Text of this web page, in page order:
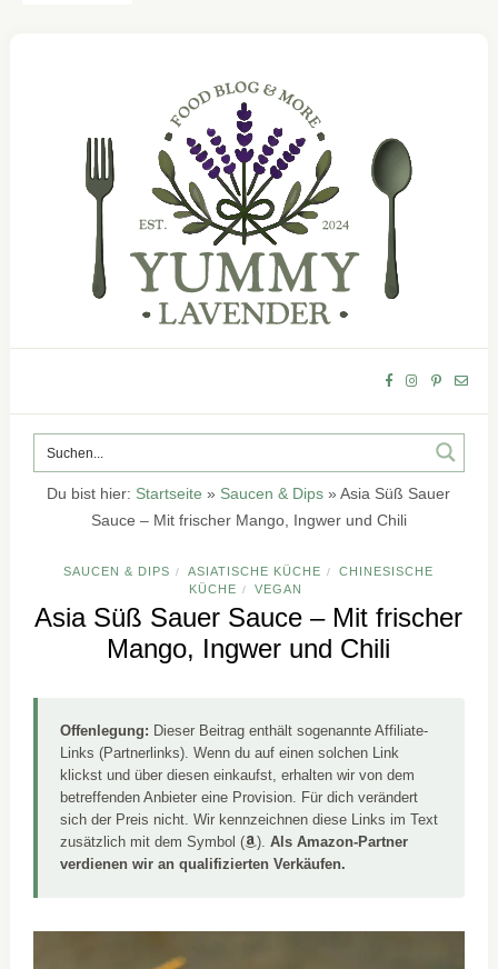
Du bist hier: Startseite » Saucen & Dips »Asia Süß Sauer
Sauce – Mit frischer Mango, Ingwer und Chili
SAUCEN & DIPS / ASIATISCHE KÜCHE /
CHINESISCHE
KÜCHE / VEGAN
Asia Süß Sauer Sauce – Mit frischer
Mango, Ingwer und Chili
Offenlegung: Dieser Beitrag enthält sogenannte Affiliate-
Links (Partnerlinks). Wenn du auf einen solchen Link
klickst und über diesen einkaufst, erhalten wir von dem
betreffenden Anbieter eine Provision. Für dich verändert
sich der Preis nicht. Wir kennzeichnen diese Links im Text
zusätzlich mit dem Symbol (
).Als Amazon-Partner
verdienen wir an qualifizierten Verkäufen.